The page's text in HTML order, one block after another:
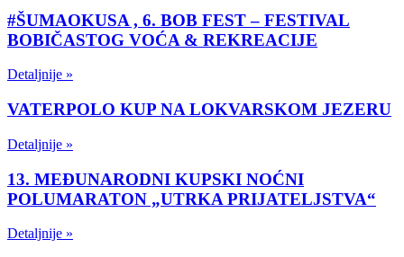
#ŠUMAOKUSA , 6. BOB FEST – FESTIVAL
BOBIČASTOG VOĆA & REKREACIJE
Detaljnije »
VATERPOLO KUP NA LOKVARSKOM JEZERU
Detaljnije »
13. MEĐUNARODNI KUPSKI NOĆNI
POLUMARATON „UTRKA PRIJATELJSTVA“
Detaljnije »